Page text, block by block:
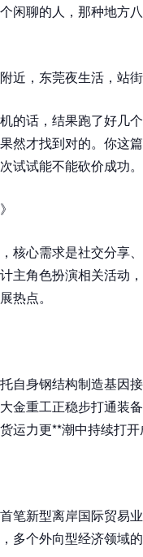
闲聊的人，那种地方
近，东莞夜生活，站
的话，结果跑了好几
然才找到对的。你这
试试能不能砍价成功。
核心需求是社交分享
主角色扮演相关活动
热点。
自身钢结构制造基因
金重工正稳步打通装
运力更**潮中持续打
笔新型离岸国际贸易
个外向型经济领域